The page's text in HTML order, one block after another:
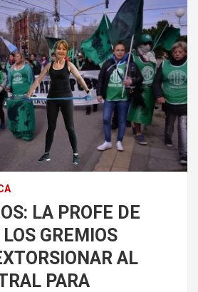
LA PROFE DE
GREMIOS
AL
PARA